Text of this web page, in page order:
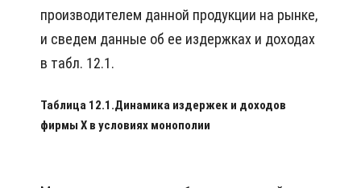
производителем данной продукции на рынке,
и сведем данные об ее издержках и доходах
в табл. 12.1.
Таблица 12.1.Динамика издержек и доходов
фирмы Х в условиях монополии